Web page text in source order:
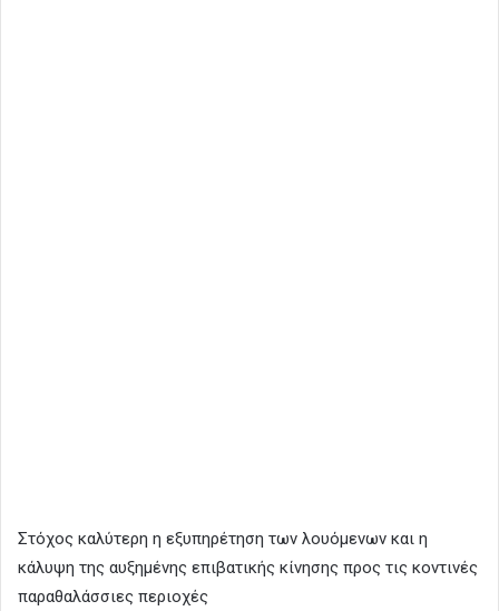
Στόχος καλύτερη η εξυπηρέτηση των λουόμενων και η
κάλυψη της αυξημένης επιβατικής κίνησης προς τις κοντινές
παραθαλάσσιες περιοχές